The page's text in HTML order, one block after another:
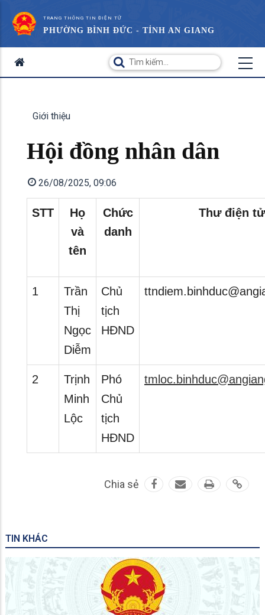
TRANG THÔNG TIN ĐIỆN TỬ
PHƯỜNG BÌNH ĐỨC - TỈNH AN GIANG
Giới thiệu
Hội đồng nhân dân
26/08/2025, 09:06
STT
Họ
và
tên
Chức
danh
Thư điện tử
1
Trần
Thị
Ngọc
Diễm
Chủ
tịch
HĐND
2
Trịnh
Minh
Lộc
Phó
Chủ
tịch
HĐND
Chia sẻ
TIN KHÁC